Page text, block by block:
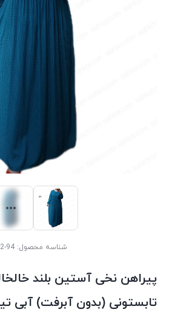
شناسه محصول:94-2
پیراهن نخی آستین بلند
تابستونی (بدون آبرفت) آبی